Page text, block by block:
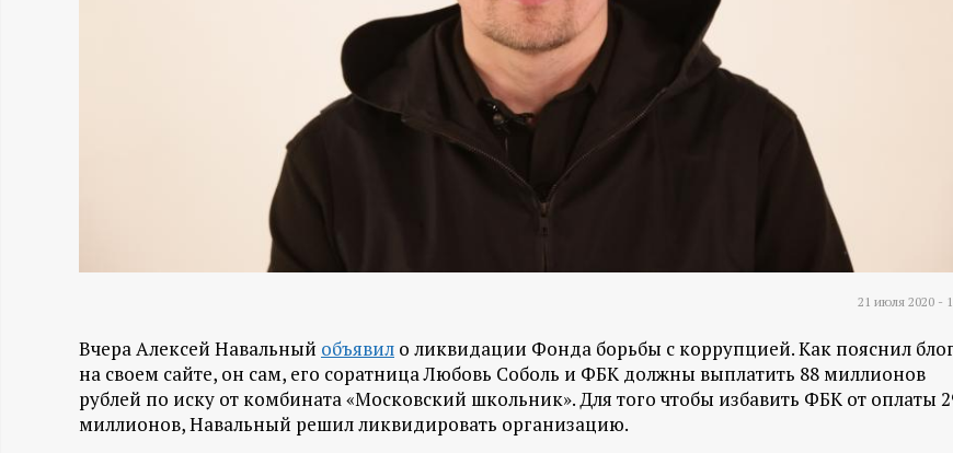
р
а
ц
21 июля 2020 -
Вчера Алексей Навальный объявил о ликвидации Фонда борьбы с коррупцией. Как пояснил
на своем сайте, он сам, его соратница Любовь Соболь и ФБК должны выплатить 88 миллионов
рублей по иску от комбината «Московский школьник». Для того чтобы избавить ФБК от оплаты
миллионов, Навальный решил ликвидировать организацию.